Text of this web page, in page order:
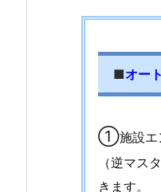
ッ
作
■オー
①施設
（逆マス
きます。